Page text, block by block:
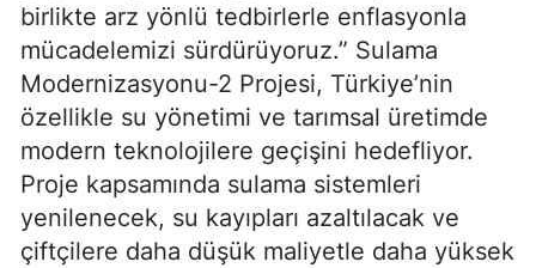
birlikte arz yönlü tedbirlerle enflasyonla
mücadelemizi sürdürüyoruz.” Sulama
Modernizasyonu-2 Projesi, Türkiye’nin
özellikle su yönetimi ve tarımsal üretimde
modern teknolojilere geçişini hedefliyor.
Proje kapsamında sulama sistemleri
yenilenecek, su kayıpları azaltılacak ve
çiftçilere daha düşük maliyetle daha yüksek